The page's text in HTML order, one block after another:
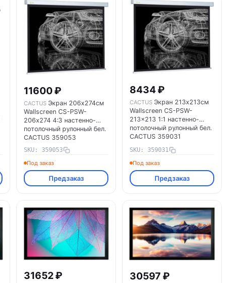
11600 ₽
CACTUSЭкран 206х274см
Wallscreen CS-PSW-
206х274 4:3 настенно-
потолочный рулонный бел.
CACTUS 359053
SKU: 359053
Под заказ
Предзаказ
8434 ₽
CACTUSЭкран 213х213см
Wallscreen CS-PSW-
213x213 1:1 настенно-
потолочный рулонный бел.
CACTUS 359031
SKU: 359031
Под заказ
Предзаказ
31652 ₽ 30597 ₽